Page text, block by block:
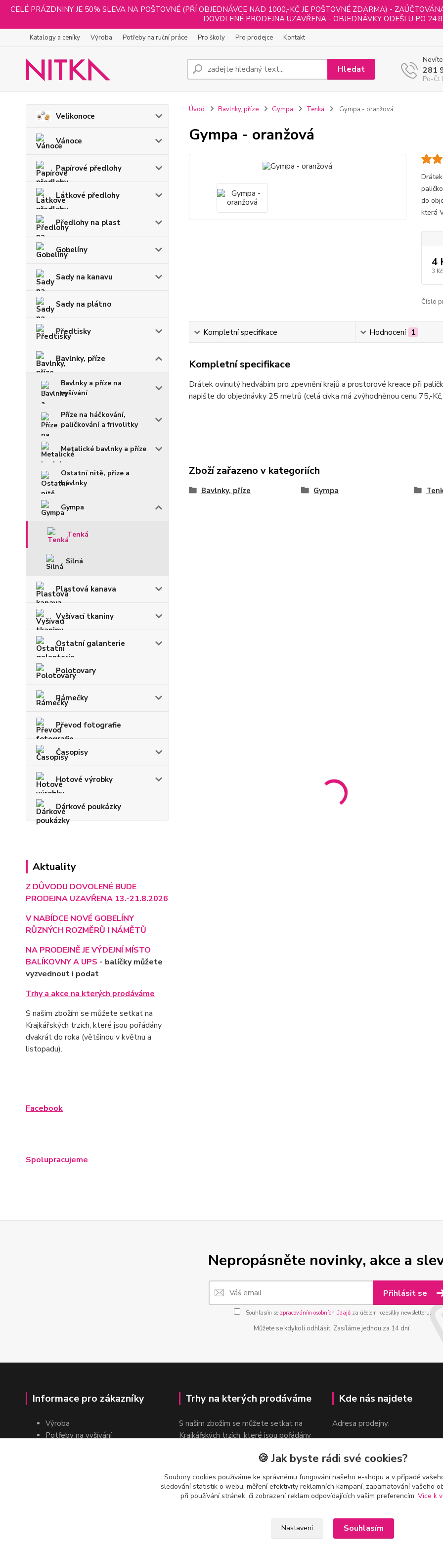
CELÉ PRÁZDNINY JE 50% SLEVA NA POŠTOVNÉ (PŘÍ OBJEDNÁVCE NAD 1000,-KČ JE POŠTOVNÉ ZDARMA) -
DOVOLENÉ PRODEJNA UZAVŘENA - OBJEDNÁVKY ODEŠLU PO
Katalogy a ceníky Výroba Potřeby na ruční práce Pro školy Pro prodejce Kontakt
Hledat 281
Po-Čt
Velikonoce
Vánoce
Papírové předlohy
Látkové předlohy
Předlohy na plast
Gobelíny
Sady na kanavu
Sady na plátno
Předtisky
Bavlnky, příze
Bavlnky a příze na
vyšívání
Příze na háčkování,
paličkování a frivolitky
Metalické bavlnky a příze
Ostatní nitě, příze a
bavlnky
Gympa
Tenká
Silná
Plastová kanava
Vyšívací tkaniny
Ostatní galanterie
Polotovary
Rámečky
Převod fotografie
Časopisy
Hotové výrobky
Dárkové poukázky
Aktuality
Z DŮVODU DOVOLENÉ BUDE
PRODEJNA UZAVŘENA 13.-21.8.2026
V NABÍDCE NOVÉ GOBELÍNY
RŮZNÝCH ROZMĚRŮ I NÁMĚTŮ
NA PRODEJNĚ JE VÝDEJNÍ MÍSTO
BALÍKOVNY A UPS - balíčky můžete
vyzvednout i podat
Trhy a akce na kterých prodáváme
S našim zbožím se můžete setkat na
Krajkářských trzích, které jsou pořádány
dvakrát do roka (většinou v květnu a
listopadu).
Facebook
Spolupracujeme
Úvod Bavlnky, příze Gympa Tenká Gympa - oranžová
Gympa - oranžová
do
která
4
3 Kč
Číslo
Kompletní specifikace Hodnocení 1
Kompletní specifikace
Drátek ovinutý hedvábím pro zpevnění krajů a prostorové kreace při
napište do objednávky 25 metrů (celá cívka má zvýhodněnou cenu 75,-
Zboží zařazeno v kategoriích
Bavlnky, příze Gympa
Nepropásněte novinky, akce a
Přihlásit se
Souhlasím se zpracováním osobních údajůza účelem rozesílky newsletteru.
Můžete se kdykoli odhlásit. Zasíláme jednou za 14 dní.
Informace pro zákazníky
Výroba
Potřeby na vyšívání
Trhy na kterých prodáváme
S našim zbožím se můžete setkat na
Krajkářských trzích, které jsou pořádány
Kde nás najdete
Adresa prodejny:
v blízkosti stanice Metra B -
Českomoravská
🍪 Jak byste rádi své cookies?
Soubory cookies používáme ke správnému fungování našeho e-shopu a v případě
sledování statistik o webu, měření efektivity reklamních kampaní, zapamatování vašeho
při používání stránek, či zobrazení reklam odpovídajících vašim preferencím. Více k
Nastavení Souhlasím